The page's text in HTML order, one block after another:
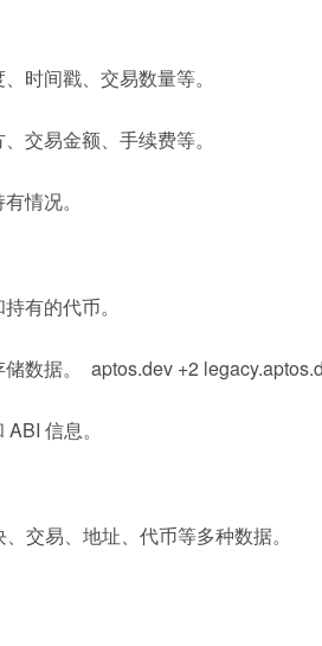
时间戳、交易数量等。
交易金额、手续费等。
情况。
有的代币。
数据。 aptos.dev +2
信息。
交易、地址、代币等多种数据。